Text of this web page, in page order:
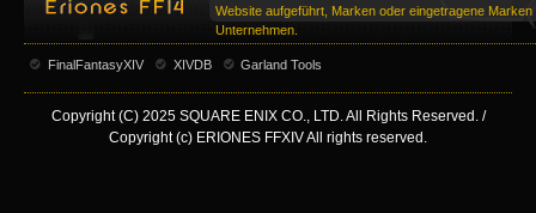
Website aufgeführt, Marken oder eingetragene Marken
Unternehmen.
FinalFantasyXIV XIVDB Garland Tools
Copyright (C) 2025 SQUARE ENIX CO., LTD. All Rights Reserved. /
Copyright (c) ERIONES FFXIV All rights reserved.